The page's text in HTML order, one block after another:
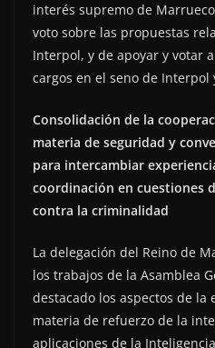
interés supremo de
voto sobre las propuestas
Interpol, y de apoyar y votar
cargos en el seno de
Consolidación de la
materia de seguridad y
para intercambiar
coordinación en cuestiones
contra la criminalidad
La delegación del Reino de
los trabajos de la Asamblea
destacado los aspectos de
materia de refuerzo de la
aplicaciones de la